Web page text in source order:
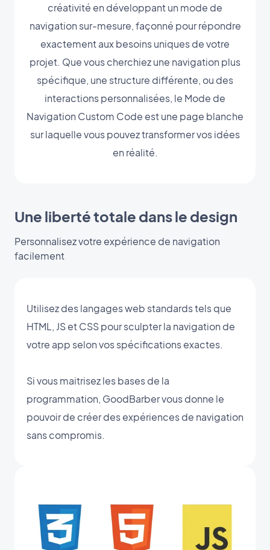
créativité en développant un mode de
navigation sur-mesure, façonné pour répondre
exactement aux besoins uniques de votre
projet. Que vous cherchiez une navigation plus
spécifique, une structure différente, ou des
interactions personnalisées, le Mode de
Navigation Custom Code est une page blanche
sur laquelle vous pouvez transformer vos idées
en réalité.
Une liberté totale dans le design
Personnalisez votre expérience de navigation
facilement
Utilisez des langages web standards tels que
HTML, JS et CSS pour sculpter la navigation de
votre app selon vos spécifications exactes.
Si vous maitrisez les bases de la
programmation, GoodBarber vous donne le
pouvoir de créer des expériences de navigation
sans compromis.